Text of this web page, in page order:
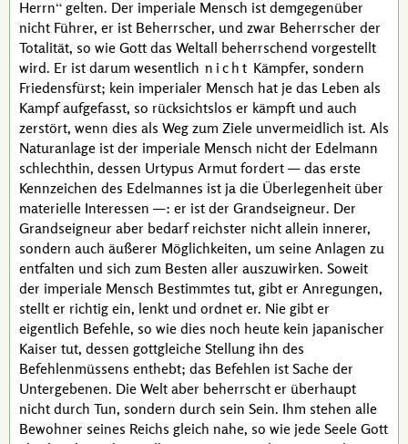
Herrn gelten. Der imperiale Mensch ist demgegenüber
nicht Führer, er ist Beherrscher, und zwar Beherrscher der
Totalität, so wie Gott das Weltall beherrschend vorgestellt
wird. Er ist darum wesentlich nicht Kämpfer, sondern
Friedensfürst; kein imperialer Mensch hat je das Leben als
Kampf aufgefasst, so rücksichtslos er kämpft und auch
zerstört, wenn dies als Weg zum Ziele unvermeidlich ist. Als
Naturanlage ist der imperiale Mensch nicht der Edelmann
schlechthin, dessen Urtypus Armut fordert — das erste
Kennzeichen des Edelmannes ist ja die Überlegenheit über
materielle Interessen —: er ist der Grandseigneur. Der
Grandseigneur aber bedarf reichster nicht allein innerer,
sondern auch äußerer Möglichkeiten, um seine Anlagen zu
entfalten und sich zum Besten aller auszuwirken. Soweit
der imperiale Mensch Bestimmtes tut, gibt er Anregungen,
stellt er richtig ein, lenkt und ordnet er. Nie gibt er
eigentlich Befehle, so wie dies noch heute kein japanischer
Kaiser tut, dessen gottgleiche Stellung ihn des
Befehlenmüssens enthebt; das Befehlen ist Sache der
Untergebenen. Die Welt aber beherrscht er überhaupt
nicht durch Tun, sondern durch sein Sein. Ihm stehen alle
Bewohner seines Reichs gleich nahe, so wie jede Seele Gott